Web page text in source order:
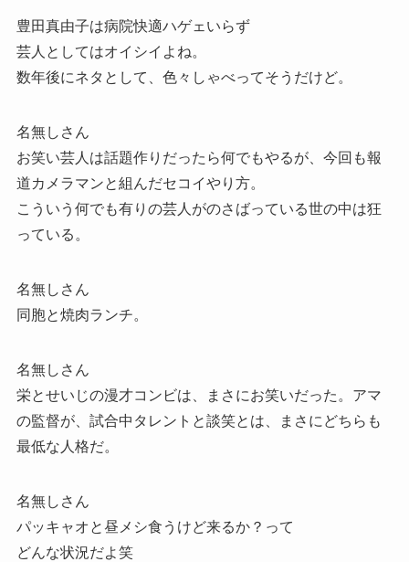
豊田真由子は病院快適ハゲェいらず
芸人としてはオイシイよね。
数年後にネタとして、色々しゃべってそうだけど。
名無しさん
お笑い芸人は話題作りだったら何でもやるが、今回も報
道カメラマンと組んだセコイやり方。
こういう何でも有りの芸人がのさばっている世の中は狂
っている。
名無しさん
同胞と焼肉ランチ。
名無しさん
栄とせいじの漫才コンビは、まさにお笑いだった。アマ
の監督が、試合中タレントと談笑とは、まさにどちらも
最低な人格だ。
名無しさん
パッキャオと昼メシ食うけど来るか？って
どんな状況だよ笑